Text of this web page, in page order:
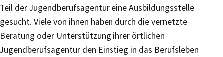
Teil der Jugendberufsagentur eine Ausbildungsstelle
gesucht. Viele von ihnen haben durch die vernetzte
Beratung oder Unterstützung ihrer örtlichen
Jugendberufsagentur den Einstieg in das Berufsleben